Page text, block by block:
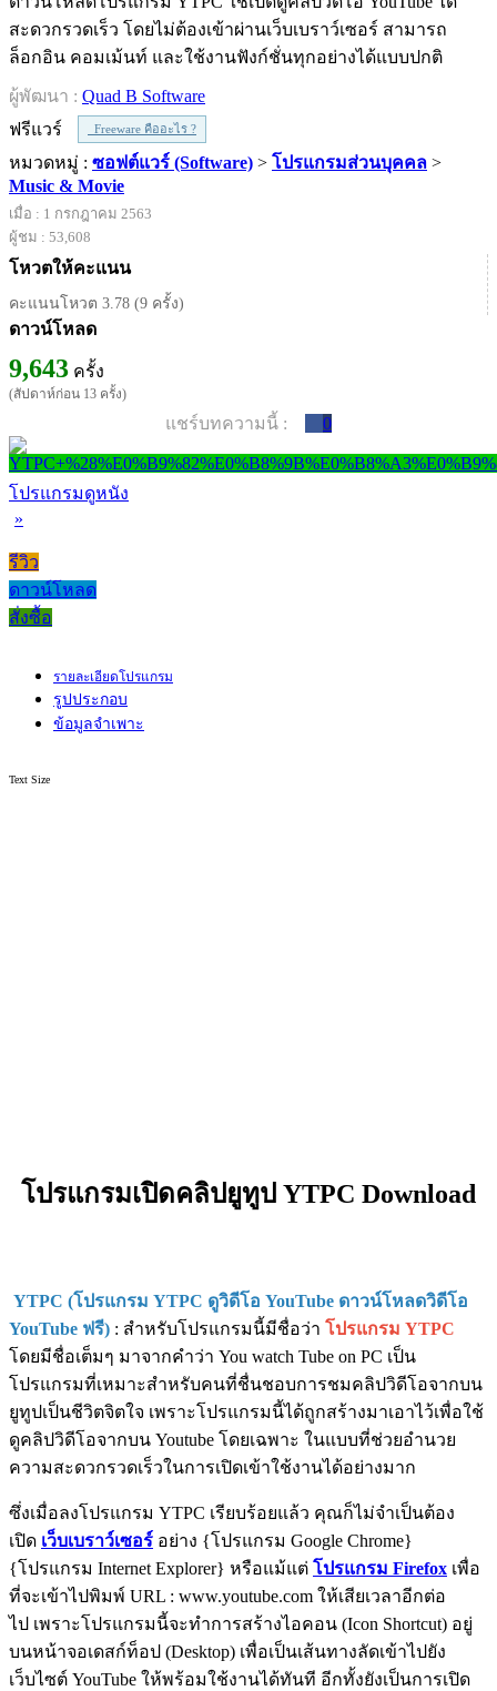
สะดวกรวดเร็ว โดยไม่ต้องเข้าผ่านเว็บเบราว์เซอร์ สามารถ
ล็อกอิน คอมเม้นท์ และใช้งานฟังก์ชั่นทุกอย่างได้แบบปกติ
ผู้พัฒนา : Quad B Software
ฟรีแวร์
Freeware คืออะไร ?
หมวดหมู่ : ซอฟต์แวร์ (Software) > โปรแกรมส่วนบุคคล >
Music & Movie
เมื่อ : 1 กรกฎาคม 2563
ผู้ชม : 53,608
โหวตให้คะแนน
คะแนนโหวต 3.78 (9 ครั้ง)
ดาวน์โหลด
9,643 ครั้ง
(สัปดาห์ก่อน 13 ครั้ง)
แชร์บทความนี้ : 0
โปรแกรมดูหนัง
»
รีวิว
ดาวน์โหลด
สั่งซื้อ
รายละเอียดโปรแกรม
รูปประกอบ
ข้อมูลจำเพาะ
Text Size
โปรแกรมเปิดคลิปยูทูป YTPC Download
YTPC (โปรแกรม YTPC ดูวิดีโอ YouTube ดาวน์โหลดวิดีโอ
YouTube ฟรี) : สำหรับโปรแกรมนี้มีชื่อว่า โปรแกรม YTPC
โดยมีชื่อเต็มๆ มาจากคำว่า You watch Tube on PC เป็น
โปรแกรมที่เหมาะสำหรับคนที่ชื่นชอบการชมคลิปวิดีโอจากบน
ยูทูปเป็นชีวิตจิตใจ เพราะโปรแกรมนี้ได้ถูกสร้างมาเอาไว้เพื่อใช้
ดูคลิปวิดีโอจากบน Youtube โดยเฉพาะ ในแบบที่ช่วยอำนวย
ความสะดวกรวดเร็วในการเปิดเข้าใช้งานได้อย่างมาก
ซึ่งเมื่อลงโปรแกรม YTPC เรียบร้อยแล้ว คุณก็ไม่จำเป็นต้อง
เปิด เว็บเบราว์เซอร์ อย่าง {โปรแกรม Google Chrome}
{โปรแกรม Internet Explorer} หรือแม้แต่ โปรแกรม Firefox เพื่อ
ที่จะเข้าไปพิมพ์ URL : www.youtube.com ให้เสียเวลาอีกต่อ
ไป เพราะโปรแกรมนี้จะทำการสร้างไอคอน (Icon Shortcut) อยู่
บนหน้าจอเดสก์ท็อป (Desktop) เพื่อเป็นเส้นทางลัดเข้าไปยัง
เว็บไซต์ YouTube ให้พร้อมใช้งานได้ทันที อีกทั้งยังเป็นการเปิด